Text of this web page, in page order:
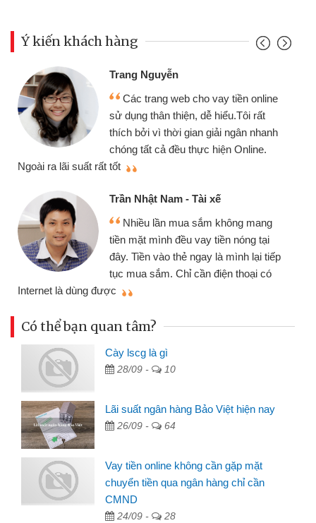
Ý kiến khách hàng
Trang Nguyễn
Các trang web cho vay tiền online
sử dụng thân thiện, dễ hiểu.Tôi rất
thích bởi vì thời gian giải ngân nhanh
chóng tất cả đều thực hiện Online.
Ngoài ra lãi suất rất tốt
Trần Nhật Nam - Tài xế
Nhiều lần mua sắm không mang
tiền mặt mình đều vay tiền nóng tại
đây. Tiền vào thẻ ngay là mình lại tiếp
tục mua sắm. Chỉ cần điện thoại có
Internet là dùng được
Có thể bạn quan tâm?
Cày lscg là gì
28/09 - 10
Lãi suất ngân hàng Bảo Việt hiện nay
26/09 - 64
Vay tiền online không cần gặp mặt
chuyển tiền qua ngân hàng chỉ cần
CMND
24/09 - 28